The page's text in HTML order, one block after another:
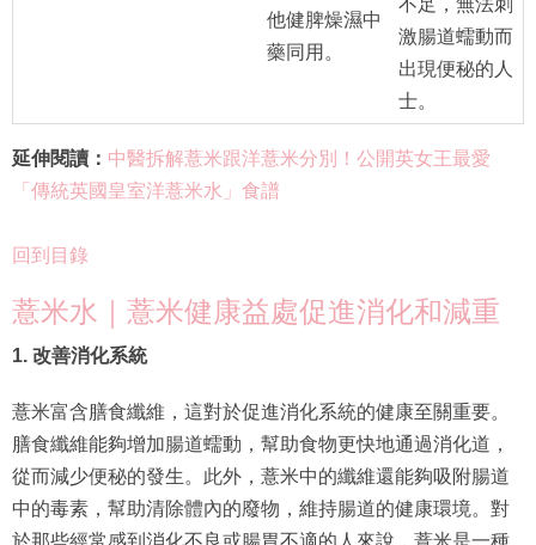
他健脾燥濕中
藥同用。
激腸道蠕動而
出現便秘的人
士。
延伸閱讀： 中醫拆解薏米跟洋薏米分別！公開英女王最愛
「傳統英國皇室洋薏米水」食譜
回到目錄
薏米水｜薏米健康益處促進消化和減重
1. 改善消化系統
薏米富含膳食纖維，這對於促進消化系統的健康至關重要。
膳食纖維能夠增加腸道蠕動，幫助食物更快地通過消化道，
從而減少便秘的發生。此外，薏米中的纖維還能夠吸附腸道
中的毒素，幫助清除體內的廢物，維持腸道的健康環境。對
於那些經常感到消化不良或腸胃不適的人來說，薏米是一種